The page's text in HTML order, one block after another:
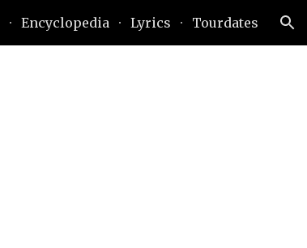
Encyclopedia Lyrics Tourdates